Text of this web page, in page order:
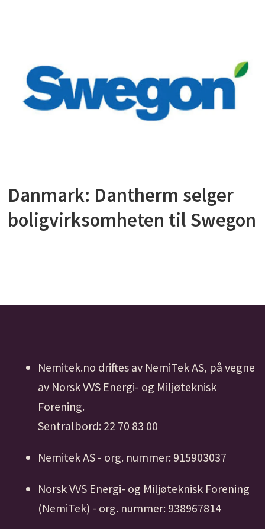
Danmark: Dantherm selger
boligvirksomheten til Swegon
Nemitek.no driftes av NemiTek AS, på vegne
av Norsk VVS Energi- og Miljøteknisk
Forening.
Sentralbord: 22 70 83 00
Nemitek AS - org. nummer: 915903037
Norsk VVS Energi- og Miljøteknisk Forening
(NemiTek) - org. nummer: 938967814